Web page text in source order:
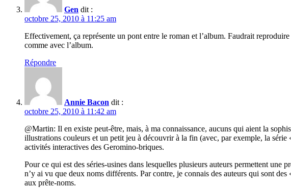
Gen dit :
octobre 25, 2010 à 11:25 am
Effectivement, ça représente un pont entre le roman et l’album. Faudrait
comme avec l’album.
Répondre
Annie Bacon dit :
octobre 25, 2010 à 11:42 am
@Martin: Il en existe peut-être, mais, à ma connaissance, aucuns qui aient la
illustrations couleurs et un petit jeu à découvrir à la fin (avec, par exemple, la
activités interactives des Geromino-briques.
Pour ce qui est des séries-usines dans lesquelles plusieurs auteurs permettent
n’y ai vu que deux noms différents. Par contre, je connais des auteurs qui sont
aux prête-noms.